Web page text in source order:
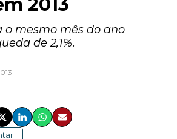
2013
o mesmo mês do ano
de 2,1%.